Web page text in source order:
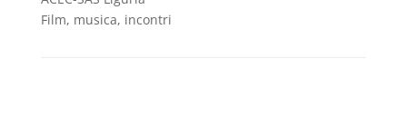
Film, musica, incontri